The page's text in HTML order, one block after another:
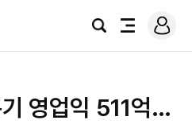
검
전
로
그
영업익 511억…